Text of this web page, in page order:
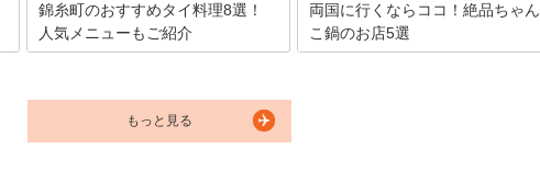
錦糸町のおすすめタイ料理8選！
人気メニューもご紹介
理初心者の方におすすめのお店から、調
味料の販売も行っているお店、フード商
品が全品680円で食べられるコストパフ
両国に行くならココ！絶品ちゃん
こ鍋のお店5選
もっと見る